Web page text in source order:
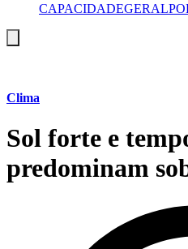
CAPACIDADEGERAL
de
Clima
Sol forte e
predominam